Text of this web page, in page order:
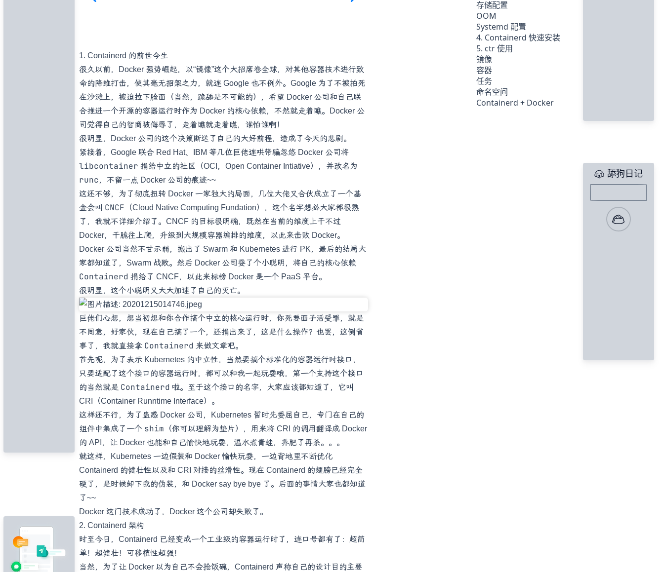
舔狗日记
存储配置
OOM
Systemd 配置
4. Containerd 快速安装
5. ctr 使用
镜像
容器
任务
命名空间
Containerd + Docker
1. Containerd 的前世今生
很久以前，Docker 强势崛起，以“镜像”这个大招席卷全球，对其他容器技术进行致
命的降维打击，使其毫无招架之力，就连 Google 也不例外。Google 为了不被拍死
在沙滩上，被迫拉下脸面（当然，跪舔是不可能的），希望 Docker 公司和自己联
合推进一个开源的容器运行时作为 Docker 的核心依赖，不然就走着瞧。Docker 公
司觉得自己的智商被侮辱了，走着瞧就走着瞧，谁怕谁啊！
很明显，Docker 公司的这个决策断送了自己的大好前程，造成了今天的悲剧。
紧接着，Google 联合 Red Hat、IBM 等几位巨佬连哄带骗忽悠 Docker 公司将
libcontainer 捐给中立的社区（OCI，Open Container Intiative），并改名为
runc，不留一点 Docker 公司的痕迹~~
这还不够，为了彻底扭转 Docker 一家独大的局面，几位大佬又合伙成立了一个基
金会叫 CNCF （Cloud Native Computing Fundation），这个名字想必大家都很熟
了，我就不详细介绍了。CNCF 的目标很明确，既然在当前的维度上干不过
Docker，干脆往上爬，升级到大规模容器编排的维度，以此来击败 Docker。
Docker 公司当然不甘示弱，搬出了 Swarm 和 Kubernetes 进行 PK，最后的结局大
家都知道了，Swarm 战败。然后 Docker 公司耍了个小聪明，将自己的核心依赖
Containerd 捐给了 CNCF，以此来标榜 Docker 是一个 PaaS 平台。
很明显，这个小聪明又大大加速了自己的灭亡。
巨佬们心想，想当初想和你合作搞个中立的核心运行时，你死要面子活受罪，就是
不同意，好家伙，现在自己搞了一个，还捐出来了，这是什么操作？也罢，这倒省
事了，我就直接拿 Containerd 来做文章吧。
首先呢，为了表示 Kubernetes 的中立性，当然要搞个标准化的容器运行时接口，
只要适配了这个接口的容器运行时，都可以和我一起玩耍哦，第一个支持这个接口
的当然就是 Containerd 啦。至于这个接口的名字，大家应该都知道了，它叫
CRI（Container Runntime Interface）。
这样还不行，为了蛊惑 Docker 公司，Kubernetes 暂时先委屈自己，专门在自己的
组件中集成了一个 shim （你可以理解为垫片），用来将 CRI 的调用翻译成 Docker
的 API，让 Docker 也能和自己愉快地玩耍，温水煮青蛙，养肥了再杀。。。
就这样，Kubernetes 一边假装和 Docker 愉快玩耍，一边背地里不断优化
Containerd 的健壮性以及和 CRI 对接的丝滑性。现在 Containerd 的翅膀已经完全
硬了，是时候卸下我的伪装，和 Docker say bye bye 了。后面的事情大家也都知道
了~~
Docker 这门技术成功了，Docker 这个公司却失败了。
2. Containerd 架构
时至今日，Containerd 已经变成一个工业级的容器运行时了，连口号都有了：超简
单！超健壮！可移植性超强！
当然，为了让 Docker 以为自己不会抢饭碗，Containerd 声称自己的设计目的主要